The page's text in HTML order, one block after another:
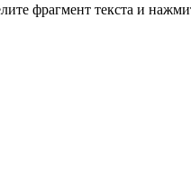
фрагмент текста и